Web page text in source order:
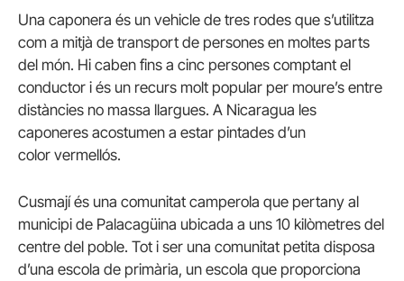
Una caponera és un vehicle de tres rodes que s’utilitza
com a mitjà de transport de persones en moltes parts
del món. Hi caben fins a cinc persones comptant el
conductor i és un recurs molt popular per moure’s entre
distàncies no massa llargues. A Nicaragua les
caponeres acostumen a estar pintades d’un
color vermellós.
Cusmají és una comunitat camperola que pertany al
municipi de Palacagüina ubicada a uns 10 kilòmetres del
centre del poble. Tot i ser una comunitat petita disposa
d’una escola de primària, un escola que proporciona